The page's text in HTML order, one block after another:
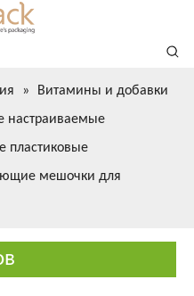
»
Витамины и добавки
настраиваемые
пластиковые
мешочки для